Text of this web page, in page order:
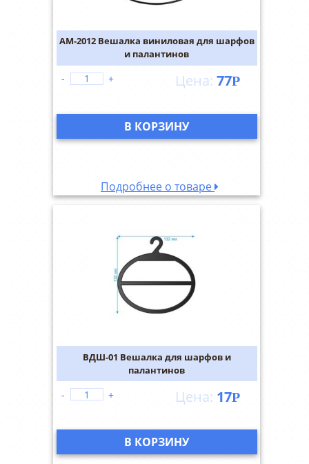
AM-2012 Вешалка виниловая для шарфов
и палантинов
77Р
- +
В КОРЗИНУ
Подробнее о товаре
ВДШ-01 Вешалка для шарфов и
палантинов
17Р
- +
В КОРЗИНУ